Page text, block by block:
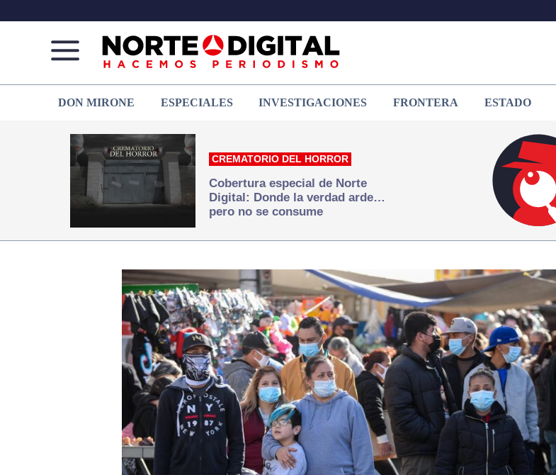
de
Juárez
que
hacemos periodismo
DON MIRONE ESPECIALES INVESTIGACIONES FRONTERA ESTADO
CREMATORIO DEL HORROR
Cobertura especial de Norte
Digital: Donde la verdad arde…
pero no se consume